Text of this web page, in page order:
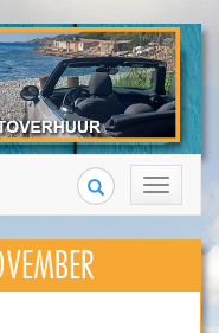
Toggle
navigation
Search